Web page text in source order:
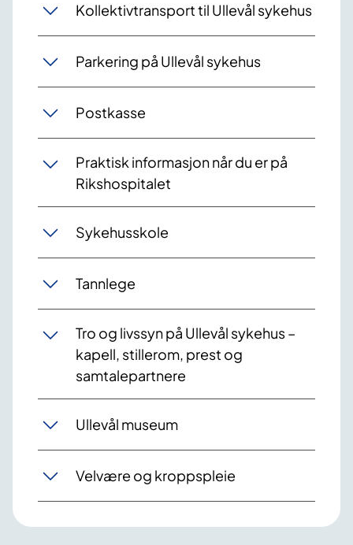
Kollektivtransport til Ullevål sykehus
Parkering på Ullevål sykehus
Postkasse
Praktisk informasjon når du er på
Rikshospitalet
Sykehusskole
Tannlege
Tro og livssyn på Ullevål sykehus –
kapell, stillerom, prest og
samtalepartnere
Ullevål museum
Velvære og kroppspleie